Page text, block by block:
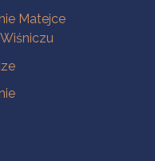
Matejce